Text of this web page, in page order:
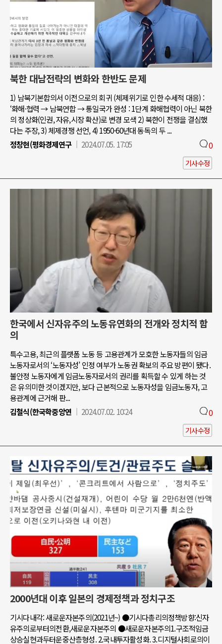
북한 대남전략의 변화와 한반도 문제
1) 남북기본합의서 이전으로의 회귀 (체제위기로 인한 수세적 대응) :
‘화해·협력 → 남북연합 → 통일국가 완성 : 1단계 화해협력이 아닌 북한
의 정상화(인권, 자유,시장 확산)로 변경 모색 2) 북한이 전쟁을 결심했
다는 주장, 3) 체제경쟁 선언, 4) 1950-60년대 동독의 두 ...
정창현(평화경제연구
2024.07.05. 17:05 0
기사수정
한국에서 신자유주의 노동유연화의 전개와 정치적 함
의
특수고용, 최근의 플랫폼 노동 등 고용관계가 모호한 노동자들의 임금
노동자로서의 ‘노동자성’ 인정 여부가 노동권 확보의 주요 방편이 됐다.
불안정 노동자에게 임금노동자로서의 권리를 획득할 수 있게 하는 것
은 유의미한 것이겠지만, 보다 근본적으로 노동자성을 임금노동자, 고
용관계에 근거해 판...
김철식(한국학중앙연
2024.07.02. 10:24 0
기사수정
2000년대 이후 일본의 경제정책과 정치구조
기시다내각: 새로운자본주의(2021년~) ●기시다총리의정책방향:신자
유주의로부터의전환,새로운자본주의 ●새로운자본주의1.구조적임금
상승실현과두터운중산층형성. 2.국내투자활성화. 3.디지털사회로의이